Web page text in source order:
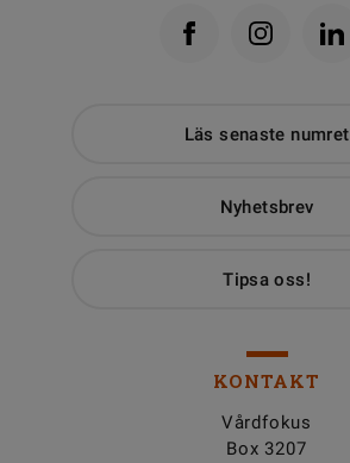
Läs senaste numret
Nyhetsbrev
Tipsa oss!
KONTAKT
Vårdfokus
Box 3207